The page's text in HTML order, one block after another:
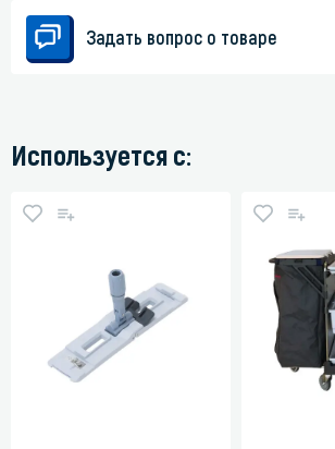
Задать вопрос о товаре
Используется с: